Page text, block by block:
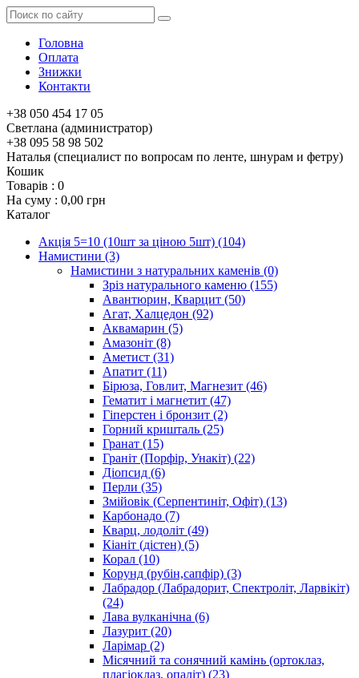
Головна
Оплата
Знижки
Контакти
+38 050 454 17 05
Светлана (администратор)
+38 095 58 98 502
Наталья (специалист по вопросам по ленте, шнурам и фетру)
Кошик
Товарів : 0
На суму : 0,00 грн
Каталог
Акція 5=10 (10шт за ціною 5шт) (104)
Намистини (3)
Намистини з натуральних каменів (0)
Зріз натурального каменю (155)
Авантюрин, Кварцит (50)
Агат, Халцедон (92)
Аквамарин (5)
Амазоніт (8)
Аметист (31)
Апатит (11)
Бірюза, Говлит, Магнезит (46)
Гематит і магнетит (47)
Гіперстен і бронзит (2)
Горний кришталь (25)
Гранат (15)
Граніт (Порфір, Унакіт) (22)
Діопсид (6)
Перли (35)
Змійовік (Серпентиніт, Офіт) (13)
Карбонадо (7)
Кварц, лодоліт (49)
Кіаніт (дістен) (5)
Корал (10)
Корунд (рубін,сапфір) (3)
Лабрадор (Лабрадорит, Спектроліт, Ларвікіт)
(24)
Лава вулканічна (6)
Лазурит (20)
Ларімар (2)
Місячний та сонячний камінь (ортоклаз,
плагіоклаз, опаліт) (23)